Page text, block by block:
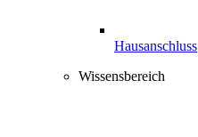
Hausanschluss
Wissensbereich